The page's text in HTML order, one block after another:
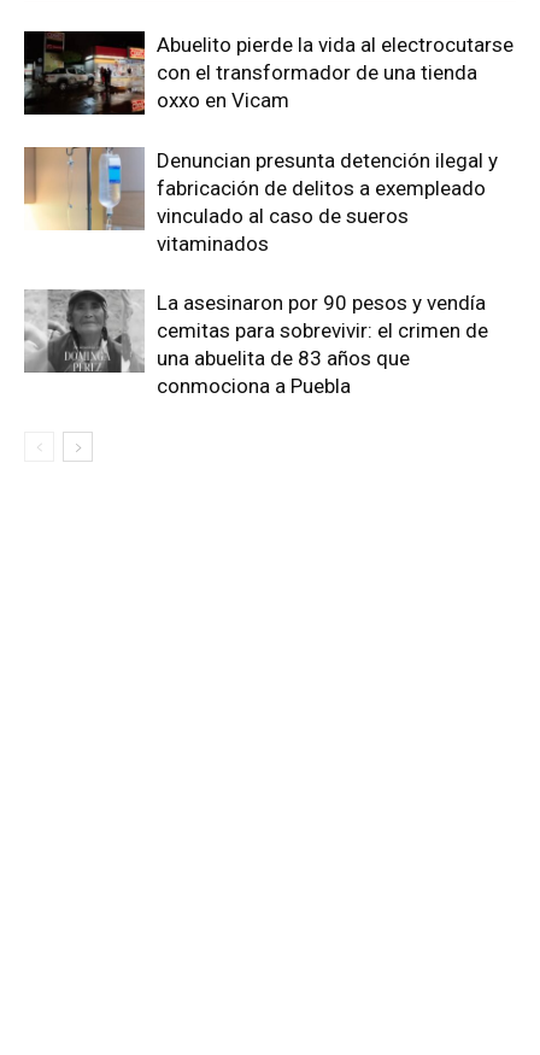
Abuelito pierde la vida al electrocutarse
con el transformador de una tienda
oxxo en Vicam
Denuncian presunta detención ilegal y
fabricación de delitos a exempleado
vinculado al caso de sueros
vitaminados
La asesinaron por 90 pesos y vendía
cemitas para sobrevivir: el crimen de
una abuelita de 83 años que
conmociona a Puebla